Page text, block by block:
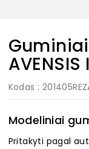
Kodas :
Modeliniai
Pritakyti pagal